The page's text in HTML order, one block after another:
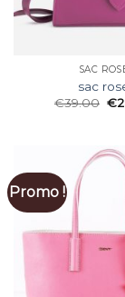
SAC
sac
€39.00 €
Promo !